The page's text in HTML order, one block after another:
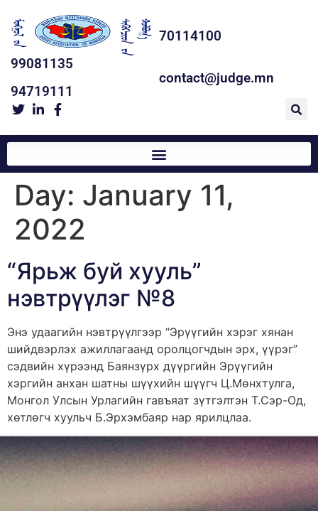
70114100
99081135
94719111
contact@judge.mn
Day: January 11,
2022
“Ярьж буй хууль”
нэвтрүүлэг №8
Энэ удаагийн нэвтрүүлгээр “Эрүүгийн хэрэг хянан
шийдвэрлэх ажиллагаанд оролцогчдын эрх, үүрэг”
сэдвийн хүрээнд Баянзүрх дүүргийн Эрүүгийн
хэргийн анхан шатны шүүхийн шүүгч Ц.Мөнхтулга,
Монгол Улсын Урлагийн гавъяат зүтгэлтэн Т.Сэр-Од,
хөтлөгч хуульч Б.Эрхэмбаяр нар ярилцлаа.